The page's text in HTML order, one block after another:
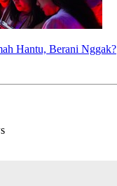
Hantu, Berani Nggak?